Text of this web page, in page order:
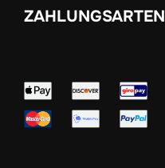
ZAHLUNGSARTEN